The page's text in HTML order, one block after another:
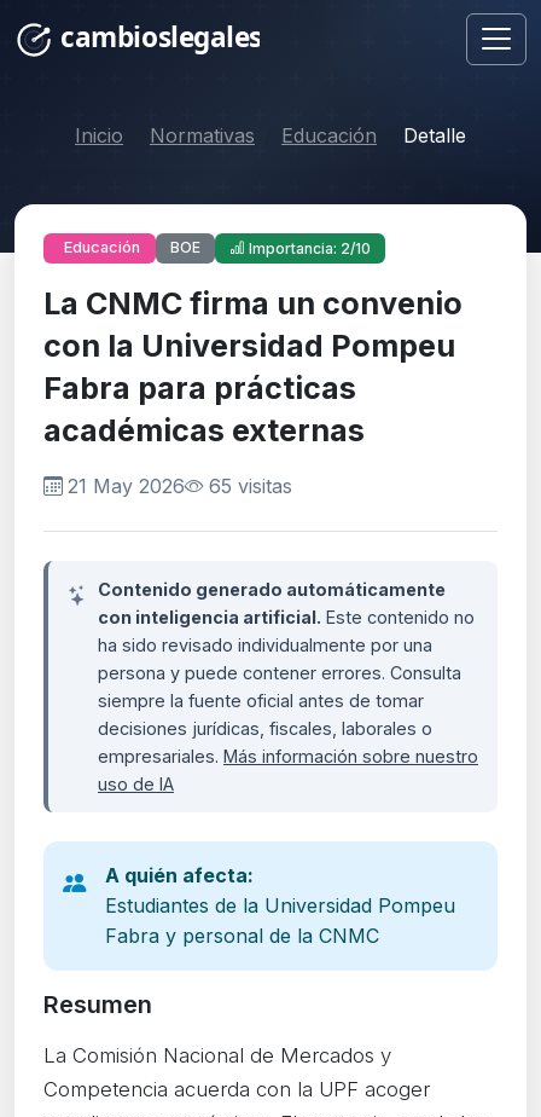
Inicio Normativas Educación Detalle
Educación BOE Importancia: 2/10
La CNMC firma un convenio
con la Universidad Pompeu
Fabra para prácticas
académicas externas
21 May 2026 65 visitas
Contenido generado automáticamente
con inteligencia artificial. Este contenido no
ha sido revisado individualmente por una
persona y puede contener errores. Consulta
siempre la fuente oficial antes de tomar
decisiones jurídicas, fiscales, laborales o
empresariales. Más información sobre nuestro
uso de IA
A quién afecta:
Estudiantes de la Universidad Pompeu
Fabra y personal de la CNMC
Resumen
La Comisión Nacional de Mercados y
Competencia acuerda con la UPF acoger